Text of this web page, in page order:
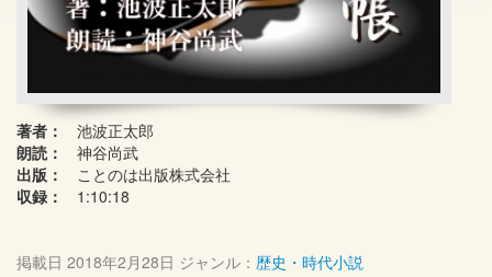
著者：
池波正太郎
朗読：
神谷尚武
出版：
ことのは出版株式会社
収録：
1:10:18
掲載日 2018年2月28日 ジャンル： 歴史・時代小説